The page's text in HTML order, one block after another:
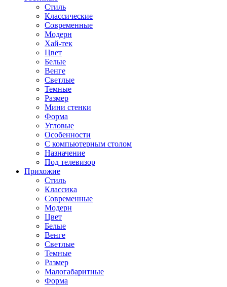
Стиль
Классические
Современные
Модерн
Хай-тек
Цвет
Белые
Венге
Светлые
Темные
Размер
Мини стенки
Форма
Угловые
Особенности
С компьютерным столом
Назначение
Под телевизор
Прихожие
Стиль
Классика
Современные
Модерн
Цвет
Белые
Венге
Светлые
Темные
Размер
Малогабаритные
Форма